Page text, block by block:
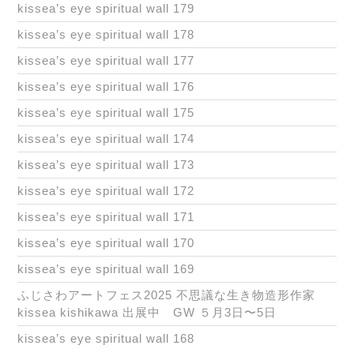
kissea’s eye spiritual wall 179
kissea’s eye spiritual wall 178
kissea’s eye spiritual wall 177
kissea’s eye spiritual wall 176
kissea’s eye spiritual wall 175
kissea’s eye spiritual wall 174
kissea’s eye spiritual wall 173
kissea’s eye spiritual wall 172
kissea’s eye spiritual wall 171
kissea’s eye spiritual wall 170
kissea’s eye spiritual wall 169
ふじさわアートフェス2025 不思議な生き物造形作家
kissea kishikawa 出展中 GW ５月3日〜5日
kissea’s eye spiritual wall 168